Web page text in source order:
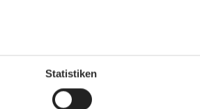
Elektroherd
Gefriertruhe 90 l
Kühlschrank
Spülmaschine
Statistiken